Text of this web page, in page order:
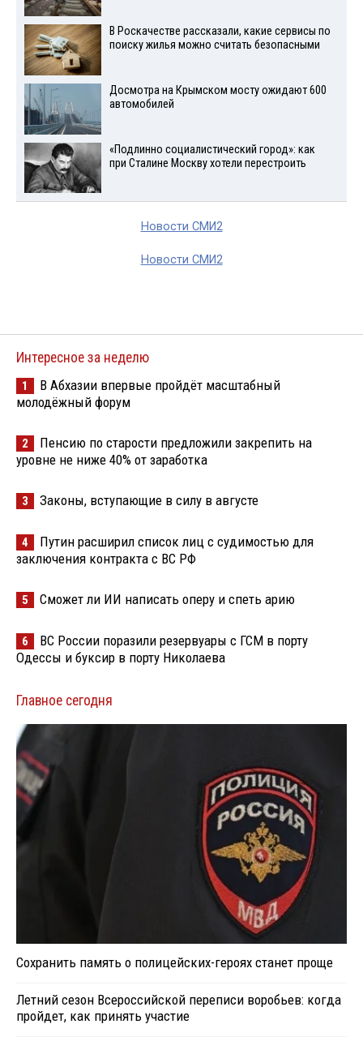
В Роскачестве рассказали, какие сервисы по
поиску жилья можно считать безопасными
Досмотра на Крымском мосту ожидают 600
автомобилей
«Подлинно социалистический город»: как
при Сталине Москву хотели перестроить
Новости СМИ2
Новости СМИ2
Интересное за неделю
1
В Абхазии впервые пройдёт масштабный
молодёжный форум
2
Пенсию по старости предложили закрепить на
уровне не ниже 40% от заработка
3 Законы, вступающие в силу в августе
4
Путин расширил список лиц с судимостью для
заключения контракта с ВС РФ
5 Сможет ли ИИ написать оперу и спеть арию
6
ВС России поразили резервуары с ГСМ в порту
Одессы и буксир в порту Николаева
Главное сегодня
Сохранить память о полицейских-героях станет проще
Летний сезон Всероссийской переписи воробьев: когда
пройдет, как принять участие